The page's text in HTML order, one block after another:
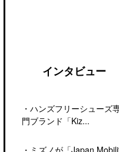
インタビュー
・ ハンズフリーシューズ
門ブランド「Kiz...